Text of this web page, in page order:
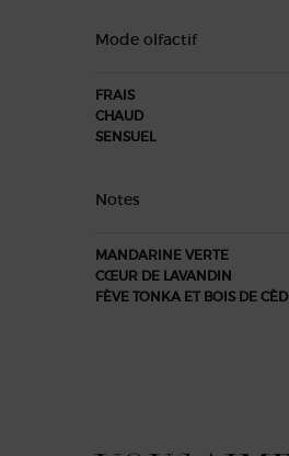
Mode olfactif
FRAIS
CHAUD
SENSUEL
Notes
MANDARINE VERTE
CŒUR DE LAVANDIN
FÈVE TONKA ET BOIS DE